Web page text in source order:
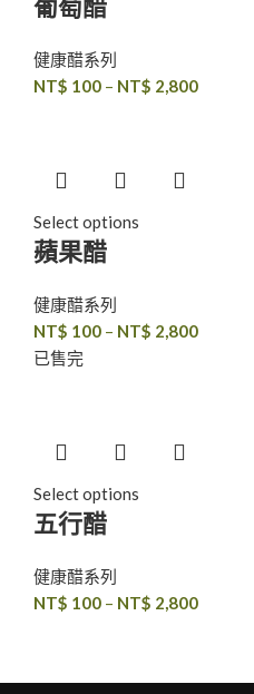
葡萄醋
健康醋系列
NT$ 100 – NT$ 2,800
Select options
蘋果醋
健康醋系列
NT$ 100 – NT$ 2,800
已售完
Select options
五行醋
健康醋系列
NT$ 100 – NT$ 2,800